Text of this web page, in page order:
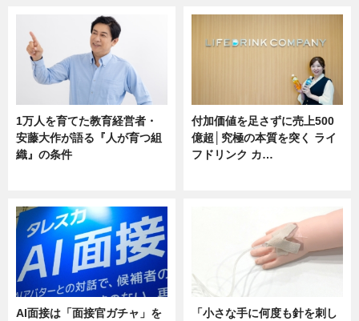
1万人を育てた教育経営者・
安藤大作が語る『人が育つ組
織』の条件
付加価値を足さずに売上500
億超│究極の本質を突く ライ
フドリンク カ…
AI面接は「面接官ガチャ」を
「小さな手に何度も針を刺し